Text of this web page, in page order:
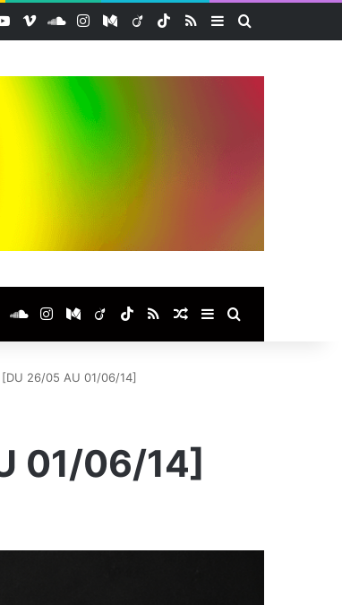
YouTube
VimeoSoundCloud
InstagramMedium
ViadeoTikTok
RSS Sidebar (barre
VimeoSoundCloud
Instagram
Medium
ViadeoTikTokRSSArticle Aléatoire
Sidebar (barre
[DU 26/05 AU 01/06/14]
01/06/14]